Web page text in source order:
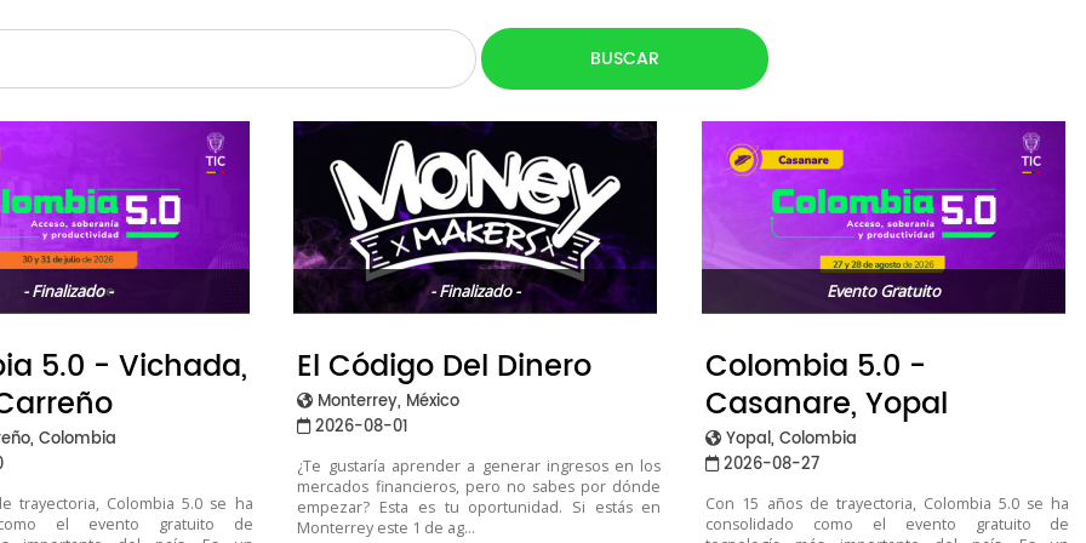
- Finalizado -
5.0 - Vichada,
Colombia
trayectoria, Colombia 5.0 se ha
como el evento gratuito de
- Finalizado -
El Código Del Dinero
Monterrey, México
2026-08-01
¿Te gustaría aprender a generar ingresos en los
mercados financieros, pero no sabes por dónde
empezar? Esta es tu oportunidad. Si estás en
Monterrey este 1 de ag...
Evento Gratuito
Colombia 5.0 -
Casanare, Yopal
Yopal, Colombia
2026-08-27
Con 15 años de trayectoria, Colombia 5.0 se ha
consolidado como el evento gratuito de